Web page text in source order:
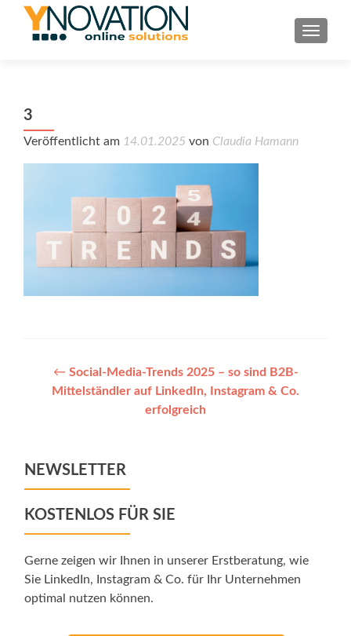
3
Veröffentlicht am 14.01.2025 von Claudia Hamann
Post
navigation
← Social-Media-Trends 2025 – so sind B2B-
Mittelständler auf LinkedIn, Instagram & Co.
erfolgreich
NEWSLETTER
KOSTENLOS FÜR SIE
Gerne zeigen wir Ihnen in unserer Erstberatung, wie
Sie LinkedIn, Instagram & Co. für Ihr Unternehmen
optimal nutzen können.